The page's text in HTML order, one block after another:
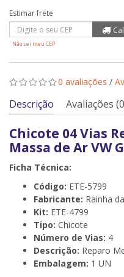
Não sei meu CEP
0 avaliações /
Descrição Avaliações
Chicote 04 Vias
Massa de Ar VW
Ficha Técnica:
Código: ETE-5799
Fabricante: Rainha
Kit: ETE-4799
Tipo: Chicote
Número de Vias: 4
Descrição: Reparo
Embalagem: 1 UN